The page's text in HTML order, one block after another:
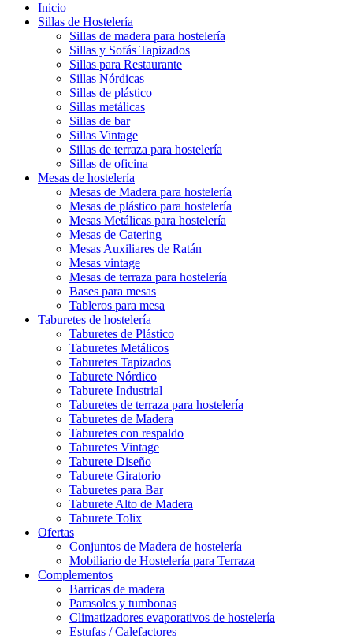
Inicio
Sillas de Hostelería
Sillas de madera para hostelería
Sillas y Sofás Tapizados
Sillas para Restaurante
Sillas Nórdicas
Sillas de plástico
Sillas metálicas
Sillas de bar
Sillas Vintage
Sillas de terraza para hostelería
Sillas de oficina
Mesas de hostelería
Mesas de Madera para hostelería
Mesas de plástico para hostelería
Mesas Metálicas para hostelería
Mesas de Catering
Mesas Auxiliares de Ratán
Mesas vintage
Mesas de terraza para hostelería
Bases para mesas
Tableros para mesa
Taburetes de hostelería
Taburetes de Plástico
Taburetes Metálicos
Taburetes Tapizados
Taburete Nórdico
Taburete Industrial
Taburetes de terraza para hostelería
Taburetes de Madera
Taburetes con respaldo
Taburetes Vintage
Taburete Diseño
Taburete Giratorio
Taburetes para Bar
Taburete Alto de Madera
Taburete Tolix
Ofertas
Conjuntos de Madera de hostelería
Mobiliario de Hostelería para Terraza
Complementos
Barricas de madera
Parasoles y tumbonas
Climatizadores evaporativos de hostelería
Estufas / Calefactores